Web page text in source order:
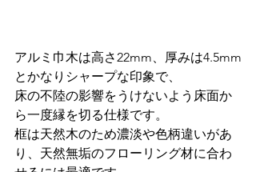
アルミ巾木は高さ22mm、厚みは4.5mm
とかなりシャープな印象で、
床の不陸の影響をうけないよう床面か
ら一度縁を切る仕様です。
框は天然木のため濃淡や色柄違いがあ
り、天然無垢のフローリング材に合わ